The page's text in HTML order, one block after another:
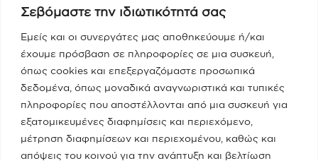
Σεβόμαστε την ιδιωτικότητά σας
Εμείς και οι συνεργάτες μας αποθηκεύουμε ή/και
έχουμε πρόσβαση σε πληροφορίες σε μια συσκευή,
όπως cookies και επεξεργαζόμαστε προσωπικά
δεδομένα, όπως μοναδικά αναγνωριστικά και τυπικές
πληροφορίες που αποστέλλονται από μια συσκευή για
εξατομικευμένες διαφημίσεις και περιεχόμενο,
μέτρηση διαφημίσεων και περιεχομένου, καθώς και
απόψεις του κοινού για την ανάπτυξη και βελτίωση
Παραπολιτικά 90.1 / Δημήτρης
Τάκης, Χριστίνα Κοραή
08/05/2023
Real fm / Νίκος Χατζηνικολάου
05/05/2023